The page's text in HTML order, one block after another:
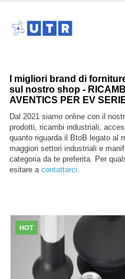
I migliori brand di
sul nostro shop -
AVENTICS PER EV
Dal 2021 siamo online con il
prodotti, ricambi industriali,
quanto riguarda il BtoB legato al
maggiori settori industriali e
categoria da te preferita. Per
esitare a contattarci.
HOT